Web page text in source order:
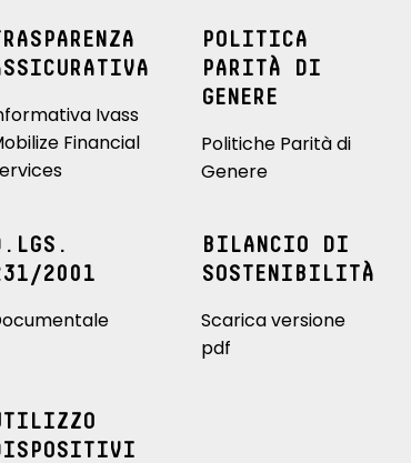
Ivass
Financial
POLITICA
PARITÀ DI
GENERE
Politiche Parità di
Genere
2001
BILANCIO DI
SOSTENIBILITÀ
Scarica versione
pdf